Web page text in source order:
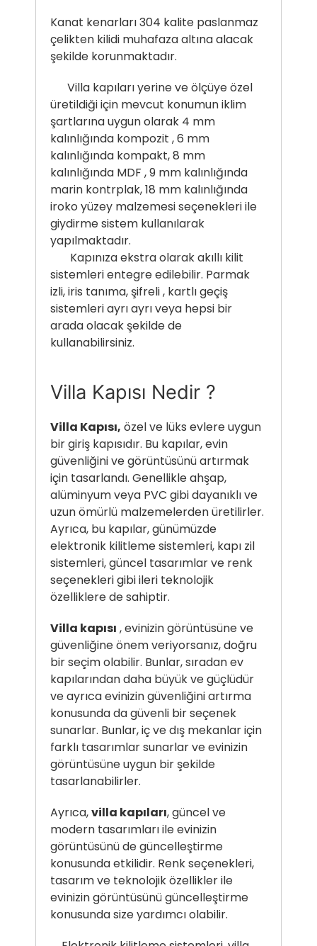
Kanat kenarları 304 kalite paslanmaz
çelikten kilidi muhafaza altına alacak
şekilde korunmaktadır.
Villa kapıları yerine ve ölçüye özel
üretildiği için mevcut konumun iklim
şartlarına uygun olarak 4 mm
kalınlığında kompozit , 6 mm
kalınlığında kompakt, 8 mm
kalınlığında MDF , 9 mm kalınlığında
marin kontrplak, 18 mm kalınlığında
iroko yüzey malzemesi seçenekleri ile
giydirme sistem kullanılarak
yapılmaktadır.
Kapınıza ekstra olarak akıllı kilit
sistemleri entegre edilebilir. Parmak
izli, iris tanıma, şifreli , kartlı geçiş
sistemleri ayrı ayrı veya hepsi bir
arada olacak şekilde de
kullanabilirsiniz.
Villa Kapısı Nedir ?
Villa Kapısı, özel ve lüks evlere uygun
bir giriş kapısıdır. Bu kapılar, evin
güvenliğini ve görüntüsünü artırmak
için tasarlandı. Genellikle ahşap,
alüminyum veya PVC gibi dayanıklı ve
uzun ömürlü malzemelerden üretilirler.
Ayrıca, bu kapılar, günümüzde
elektronik kilitleme sistemleri, kapı zil
sistemleri, güncel tasarımlar ve renk
seçenekleri gibi ileri teknolojik
özelliklere de sahiptir.
Villa kapısı , evinizin görüntüsüne ve
güvenliğine önem veriyorsanız, doğru
bir seçim olabilir. Bunlar, sıradan ev
kapılarından daha büyük ve güçlüdür
ve ayrıca evinizin güvenliğini artırma
konusunda da güvenli bir seçenek
sunarlar. Bunlar, iç ve dış mekanlar için
farklı tasarımlar sunarlar ve evinizin
görüntüsüne uygun bir şekilde
tasarlanabilirler.
Ayrıca,villa kapıları, güncel ve
modern tasarımları ile evinizin
görüntüsünü de güncelleştirme
konusunda etkilidir. Renk seçenekleri,
tasarım ve teknolojik özellikler ile
evinizin görüntüsünü güncelleştirme
konusunda size yardımcı olabilir.